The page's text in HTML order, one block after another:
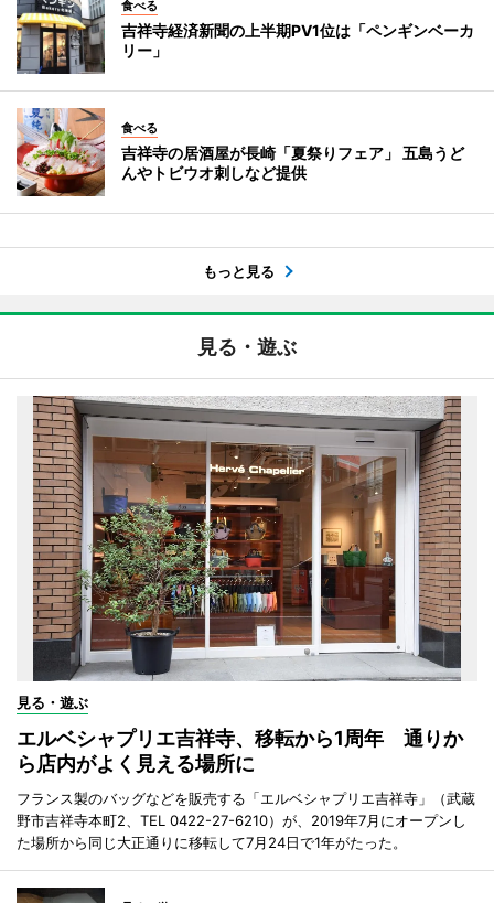
食べる
吉祥寺経済新聞の上半期PV1位は「ペンギンベーカ
リー」
食べる
吉祥寺の居酒屋が長崎「夏祭りフェア」 五島うど
んやトビウオ刺しなど提供
もっと見る
見る・遊ぶ
見る・遊ぶ
エルベシャプリエ吉祥寺、移転から1周年 通りか
ら店内がよく見える場所に
フランス製のバッグなどを販売する「エルベシャプリエ吉祥寺」（武蔵
野市吉祥寺本町2、TEL 0422-27-6210）が、2019年7月にオープンし
た場所から同じ大正通りに移転して7月24日で1年がたった。